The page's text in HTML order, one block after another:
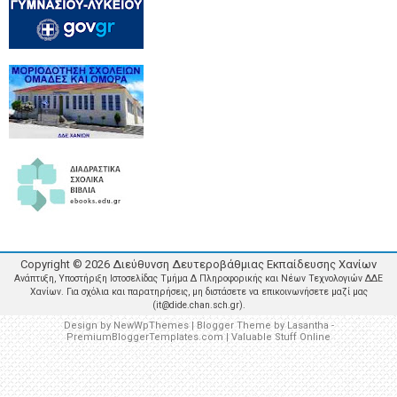
Copyright © 2026 Διεύθυνση Δευτεροβάθμιας Εκπαίδευσης Χανίων
Ανάπτυξη, Υποστήριξη Ιστοσελίδας Τμήμα Δ Πληροφορικής και Νέων Τεχνολογιών ΔΔΕ
Χανίων. Για σχόλια και παρατηρήσεις, μη διστάσετε να επικοινωνήσετε μαζί μας
(it@dide.chan.sch.gr).
Design byNewWpThemes| Blogger Theme byLasantha -
PremiumBloggerTemplates.com|Valuable Stuff Online